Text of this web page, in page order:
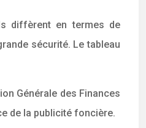
diffèrent en termes de
sécurité. Le tableau
Générale des Finances
de la publicité foncière.